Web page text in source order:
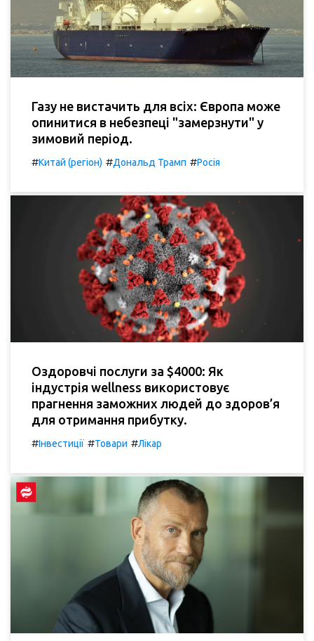
Газу не вистачить для всіх: Європа може
опинитися в небезпеці "замерзнути" у
зимовий період.
#Китай (регіон) #Дональд Трамп #Росія
Оздоровчі послуги за $4000: Як
індустрія wellness використовує
прагнення заможних людей до здоров’я
для отримання прибутку.
#Інвестиції #Товари #Лікар